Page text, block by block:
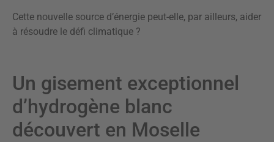
Cette nouvelle source d’énergie peut-elle, par ailleurs, aider
à résoudre le défi climatique ?
Un gisement exceptionnel
d’hydrogène blanc
découvert en Moselle